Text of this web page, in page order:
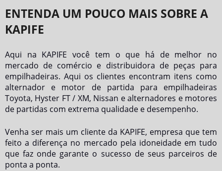
ENTENDA UM POUCO MAIS SOBRE A
KAPIFE
Aqui na KAPIFE você tem o que há de melhor no
mercado de comércio e distribuidora de peças para
empilhadeiras. Aqui os clientes encontram itens como
alternador e motor de partida para empilhadeiras
Toyota, Hyster FT / XM, Nissan e alternadores e motores
de partidas com extrema qualidade e desempenho.
Venha ser mais um cliente da KAPIFE, empresa que tem
feito a diferença no mercado pela idoneidade em tudo
que faz onde garante o sucesso de seus parceiros de
ponta a ponta.